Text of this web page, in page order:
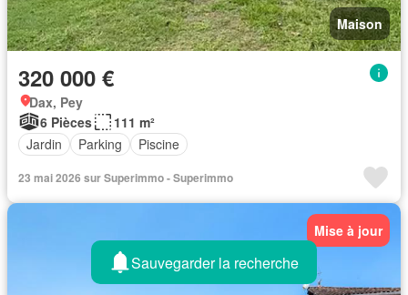
Maison
320 000 €
Dax, Pey
6 Pièces
111 m²
Jardin
Parking Piscine
23 mai 2026 sur Superimmo - Superimmo
Mise à jour
Sauvegarder la recherche